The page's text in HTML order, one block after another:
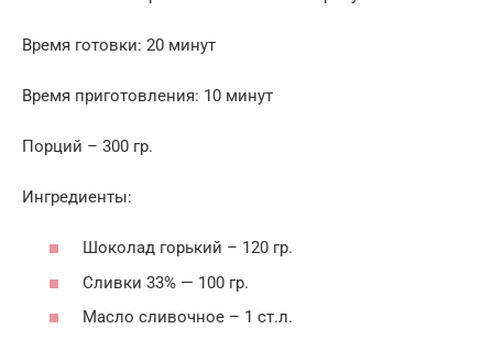
Время готовки: 20 минут
Время приготовления: 10 минут
Порций – 300 гр.
Ингредиенты:
Шоколад горький – 120 гр.
Сливки 33% — 100 гр.
Масло сливочное – 1 ст.л.